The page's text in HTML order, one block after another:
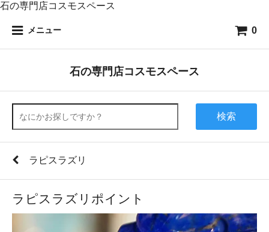
石の専門店コスモスペース
メニュー 0
石の専門店コスモスペース
検索
ラピスラズリ
ラピスラズリポイント